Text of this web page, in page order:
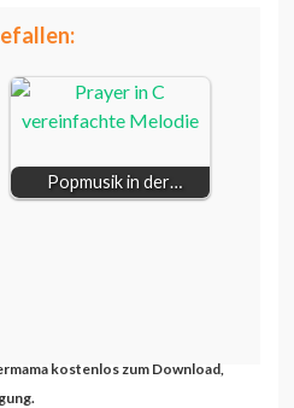
Popmusik in der…
kostenlos zum Download,